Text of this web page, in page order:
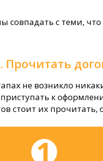
совпадать с теми,
Прочитать
не возникло
к
стоит их